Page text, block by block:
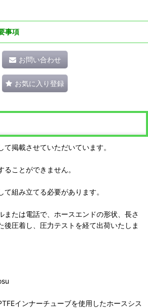
事項
お問い合わせ
お気に入り登録
て掲載させていただいています。
ことができません。
組み立てる必要があります。
または電話で、ホースエンドの形状、長さ
後圧着し、圧力テストを経て出荷いたしま
インナーチューブを使用したホースシス